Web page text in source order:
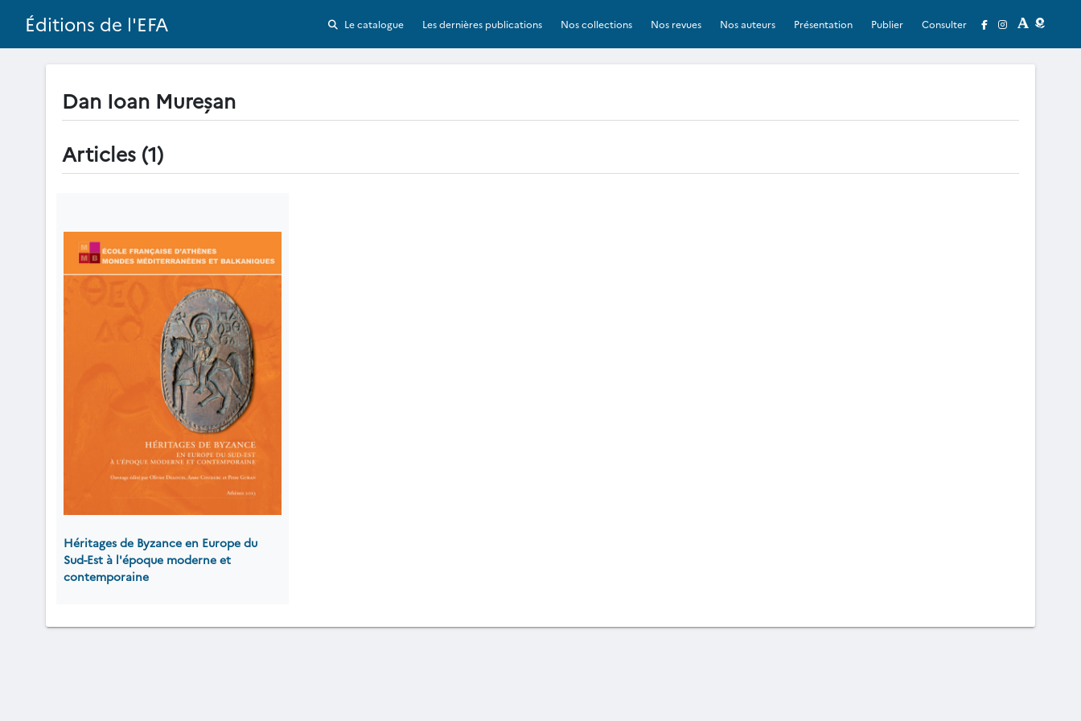
Éditions de l'EFA Le catalogue Les dernières publications Nos collections Nos revues Nos auteurs Présentation Publier Consulter
Dan Ioan Mureșan
Articles (1)
Héritages de Byzance en Europe du
Sud-Est à l'époque moderne et
contemporaine